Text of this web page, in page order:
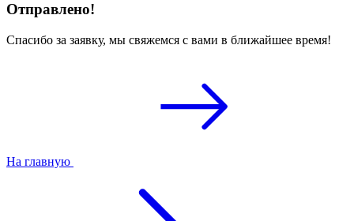
Отправлено!
Спасибо за заявку, мы свяжемся с вами в ближайшее время!
На главную